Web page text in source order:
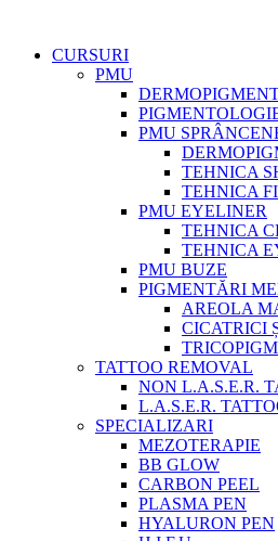
CURSURI
PMU
PMU
TEHNICA
TEHNICA
PMU EYELINER
TEHNICA
TEHNICA
PMU BUZE
PIGMENTĂRI
AREOLA
CICATRICI
TATTOO REMOVAL
NON L.A.S.E.R.
L.A.S.E.R.
SPECIALIZARI
MEZOTERAPIE
BB GLOW
CARBON PEEL
PLASMA PEN
HYALURON PEN